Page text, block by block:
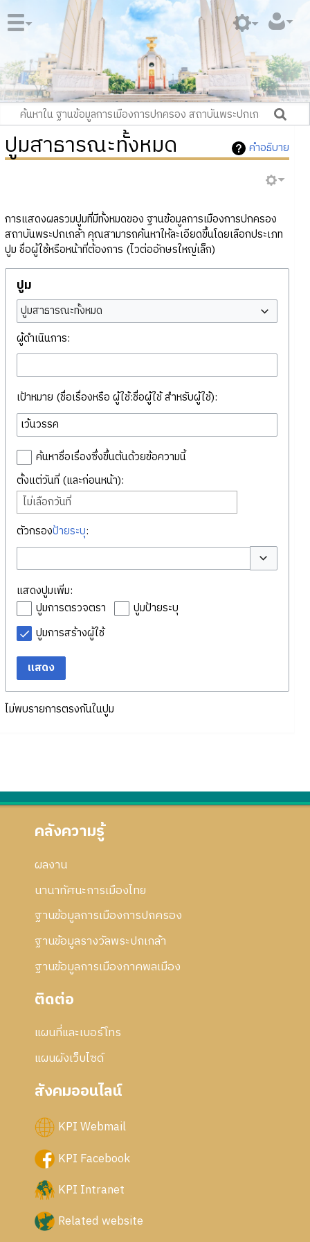
คำอธิบาย
ปูมสาธารณะทั้งหมด
การแสดงผลรวมปูมที่มีทั้งหมดของ ฐานข้อมูลการเมืองการปกครอง
สถาบันพระปกเกล้า คุณสามารถค้นหาให้ละเอียดขึ้นโดยเลือกประเภท
ปูม ชื่อผู้ใช้หรือหน้าที่ต้องการ (ไวต่ออักษรใหญ่เล็ก)
ปูม
ปูมสาธารณะทั้งหมด
ผู้ดำเนินการ:
เป้าหมาย (ชื่อเรื่องหรือ ผู้ใช้:ชื่อผู้ใช้ สำหรับผู้ใช้):
ค้นหาชื่อเรื่องซึ่งขึ้นต้นด้วยข้อความนี้
ตั้งแต่วันที่ (และก่อนหน้า):
ไม่เลือกวันที่
ตัวกรองป้ายระบุ:
สลับตัวเลือก
แสดงปูมเพิ่ม:
ปูมการตรวจตรา
ปูมป้ายระบุ
ปูมการสร้างผู้ใช้
แสดง
ไม่พบรายการตรงกันในปูม
คลังความรู้
ผลงาน
นานาทัศนะการเมืองไทย
ฐานข้อมูลการเมืองการปกครอง
ฐานข้อมูลรางวัลพระปกเกล้า
ฐานข้อมูลการเมืองภาคพลเมือง
ติดต่อ
แผนที่และเบอร์โทร
แผนผังเว็บไซด์
สังคมออนไลน์
KPI Webmail
KPI Facebook
KPI Intranet
Related website